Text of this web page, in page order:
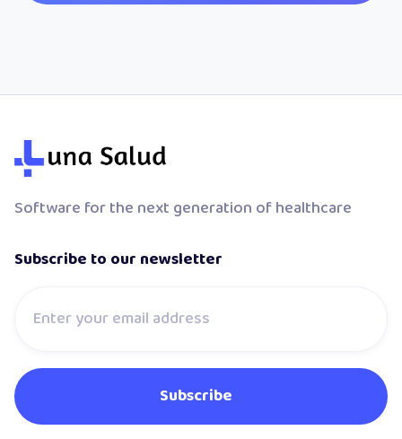
Software for the next generation of healthcare
Subscribe to our newsletter